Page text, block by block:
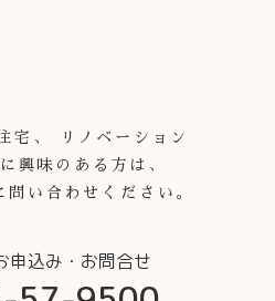
宅、 リノベーション
興味のある方は、
問い合わせください。